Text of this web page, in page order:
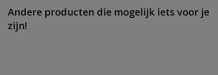
Andere producten die mogelijk iets voor je
zijn!